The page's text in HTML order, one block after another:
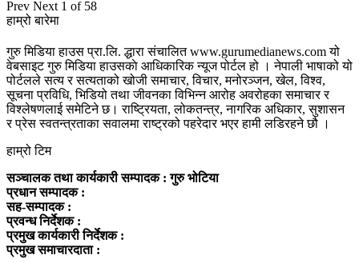
Prev Next 1 of 58
हाम्रो बारेमा
गुरु मिडिया हाउस प्रा.लि. द्धारा संचालित www.gurumedianews.com यो
वेबसाइट गुरु मिडिया हाउसकाे आधिकारिक न्यूज पोर्टल हो । नेपाली भाषाको यो
पोर्टलले सत्य र सत्यताको खोजी समाचार, विचार, मनोरञ्जन, खेल, विश्व,
सूचना प्रविधि, भिडियो तथा जीवनका विभिन्न आरोह अवरोहका समाचार र
विश्लेषणलाई समेटिने छ। राष्ट्रियता, लोकतन्त्र, नागरिक अधिकार, सुशासन
र प्रेस स्वतन्त्रताका सवालमा राष्ट्रको पहरेदार भएर हामी लडिरहने छौ ।
हाम्रो टिम
सञ्चालक तथा कार्यकारी सम्पादक : गुरु भोटिया
प्रधान सम्पादक :
सह-सम्पादक :
प्रवन्ध निर्देशक :
प्रमुख कार्यकारी निर्देशक :
प्रमुख समाचारदाता :